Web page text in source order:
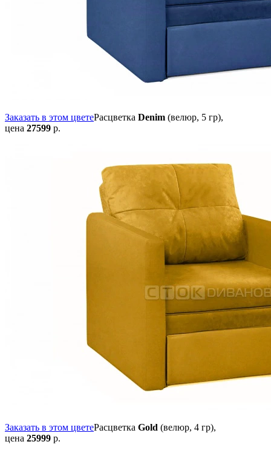
Заказать в этом цветеРасцветка Denim (велюр, 5 гр),
цена 27599 р.
Заказать в этом цветеРасцветка Gold (велюр, 4 гр),
цена 25999 р.